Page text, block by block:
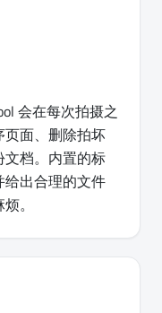
会在每次拍摄之
面、删除拍坏
档。内置的标
出合理的文件
。